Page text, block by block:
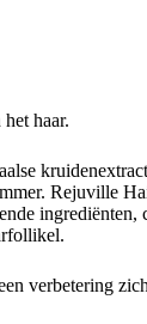
haar.
Rejuville
verbetering